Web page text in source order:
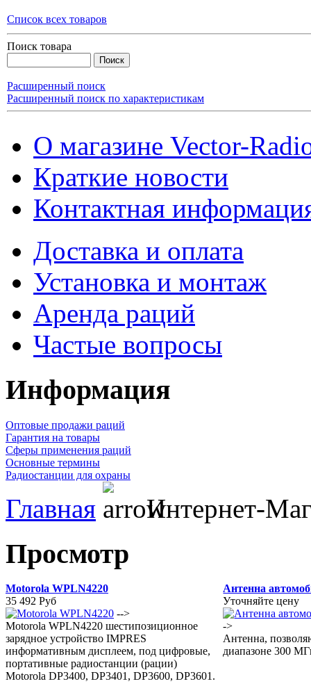
Список всех товаров
Поиск товара
Расширенный поиск
Расширенный поиск по характеристикам
О магазине Vector-
Краткие новости
Контактная
Доставка и оплата
Установка и монтаж
Аренда раций
Частые вопросы
Информация
Оптовые продажи раций
Гарантия на товары
Сферы применения раций
Основные термины
Радиостанции для охраны
Главная Интернет-
Просмотр
Motorola WPLN4220
35 492 Руб
-->
Motorola WPLN4220 шестипозиционное
зарядное устройство IMPRES
информативным дисплеем, под цифровые,
портативные радиостанции (рации)
Motorola DP3400, DP3401, DP3600, DP3601.
Антенна
Уточняйте цену
->
Антенна,
диапазоне 300